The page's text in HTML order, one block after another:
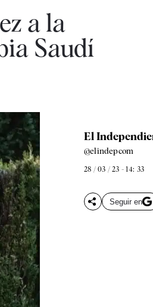
a la
Saudí
El
@elindepcom
28 / 03 / 23 - 14: 33
Seguir en